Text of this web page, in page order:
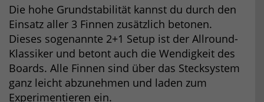
Die hohe Grundstabilität kannst du durch den
Einsatz aller 3 Finnen zusätzlich betonen.
Dieses sogenannte 2+1 Setup ist der Allround-
Klassiker und betont auch die Wendigkeit des
Boards. Alle Finnen sind über das Stecksystem
ganz leicht abzunehmen und laden zum
Experimentieren ein.